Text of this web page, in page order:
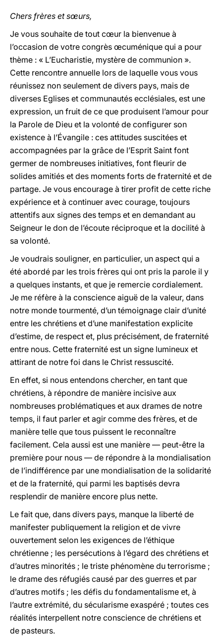
Chers frères et sœurs,
Je vous souhaite de tout cœur la bienvenue à
l’occasion de votre congrès œcuménique qui a pour
thème : « L’Eucharistie, mystère de communion ».
Cette rencontre annuelle lors de laquelle vous vous
réunissez non seulement de divers pays, mais de
diverses Eglises et communautés ecclésiales, est une
expression, un fruit de ce que produisent l’amour pour
la Parole de Dieu et la volonté de configurer son
existence à l’Évangile : ces attitudes suscitées et
accompagnées par la grâce de l’Esprit Saint font
germer de nombreuses initiatives, font fleurir de
solides amitiés et des moments forts de fraternité et de
partage. Je vous encourage à tirer profit de cette riche
expérience et à continuer avec courage, toujours
attentifs aux signes des temps et en demandant au
Seigneur le don de l’écoute réciproque et la docilité à
sa volonté.
Je voudrais souligner, en particulier, un aspect qui a
été abordé par les trois frères qui ont pris la parole il y
a quelques instants, et que je remercie cordialement.
Je me réfère à la conscience aiguë de la valeur, dans
notre monde tourmenté, d’un témoignage clair d’unité
entre les chrétiens et d’une manifestation explicite
d’estime, de respect et, plus précisément, de fraternité
entre nous. Cette fraternité est un signe lumineux et
attirant de notre foi dans le Christ ressuscité.
En effet, si nous entendons chercher, en tant que
chrétiens, à répondre de manière incisive aux
nombreuses problématiques et aux drames de notre
temps, il faut parler et agir comme des frères, et de
manière telle que tous puissent le reconnaître
facilement. Cela aussi est une manière — peut-être la
première pour nous — de répondre à la mondialisation
de l’indifférence par une mondialisation de la solidarité
et de la fraternité, qui parmi les baptisés devra
resplendir de manière encore plus nette.
Le fait que, dans divers pays, manque la liberté de
manifester publiquement la religion et de vivre
ouvertement selon les exigences de l’éthique
chrétienne ; les persécutions à l’égard des chrétiens et
d’autres minorités ; le triste phénomène du terrorisme ;
le drame des réfugiés causé par des guerres et par
d’autres motifs ; les défis du fondamentalisme et, à
l’autre extrémité, du sécularisme exaspéré ; toutes ces
réalités interpellent notre conscience de chrétiens et
de pasteurs.